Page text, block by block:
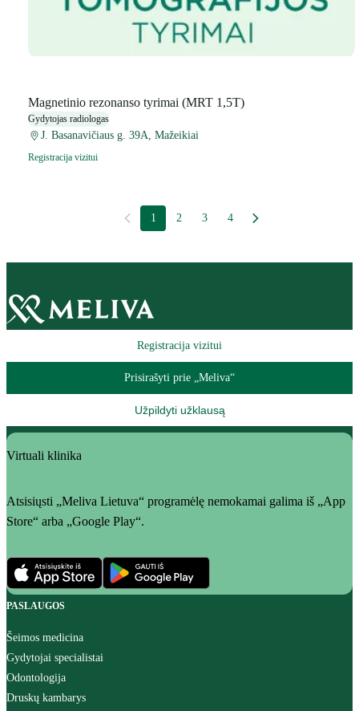
Magnetinio rezonanso tyrimai (MRT 1,5T)
Gydytojas radiologas
J. Basanavičiaus g. 39A, Mažeikiai
Registracija vizitui
1 2 3 4
Registracija vizitui
Prisirašyti prie „Meliva“
Užpildyti užklausą
Virtuali klinika
Atsisiųsti „Meliva Lietuva“ programėlę nemokamai galima iš „App
Store“ arba „Google Play“.
PASLAUGOS
Šeimos medicina
Gydytojai specialistai
Odontologija
Druskų kambarys